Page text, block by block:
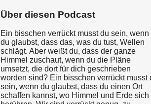
Über diesen Podcast
Ein bisschen verrückt musst du sein, wenn
du glaubst, dass das, was du tust, Wellen
schlägt. Aber weißt du, dass der ganze
Himmel zuschaut, wenn du die Pläne
umsetzt, die dort für dich geschrieben
worden sind? Ein bisschen verrückt musst
sein, wenn du glaubst, dass du einen Ort
schaffen kannst, wo Himmel und Erde sich